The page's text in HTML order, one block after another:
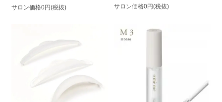
サロン価格0円(税抜)
サロン価格0円(税抜)